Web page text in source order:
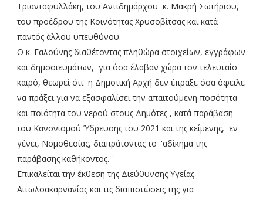
Τριανταφυλλάκη, του Αντιδημάρχου κ. Μακρή Σωτήριου,
του προέδρου της Κοινότητας Χρυσοβίτσας και κατά
παντός άλλου υπευθύνου.
Ο κ. Γαλούνης διαθέτοντας πληθώρα στοιχείων, εγγράφων
και δημοσιευμάτων, για όσα έλαβαν χώρα τον τελευταίο
καιρό, θεωρεί ότι η Δημοτική Αρχή δεν έπραξε όσα όφειλε
να πράξει για να εξασφαλίσει την απαιτούμενη ποσότητα
και ποιότητα του νερού στους Δημότες , κατά παράβαση
του Κανονισμού Ύδρευσης του 2021 και της κείμενης, εν
γένει, Νομοθεσίας, διαπράτοντας το ''αδίκημα της
παράβασης καθήκοντος.''
Επικαλείται την έκθεση της Διεύθυνσης Υγείας
Αιτωλοακαρνανίας και τις διαπιστώσεις της για